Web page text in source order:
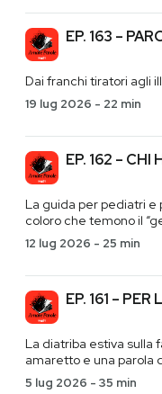
EP. 163 –
Dai franchi tiratori agli
19 lug 2026 - 22 min
EP. 162 – CHI
La guida per pediatri e
coloro che temono il
12 lug 2026 - 25 min
EP. 161 –
La diatriba estiva sulla
amaretto e una parola
5 lug 2026 - 35 min